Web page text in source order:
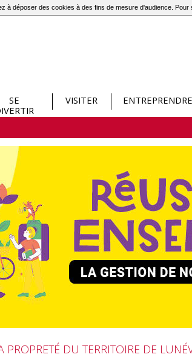
à déposer des cookies à des fins de mesure d'audience.
SE
VISITER ENTREPRENDRE
PROPRETÉ DU TERRITOIRE DE